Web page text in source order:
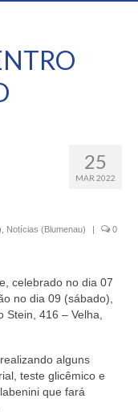
25
MAR 2022
Notícias (Blumenau) | 0
celebrado no dia 07
no dia 09 (sábado),
416 – Velha,
alguns
teste glicêmico e
que fará